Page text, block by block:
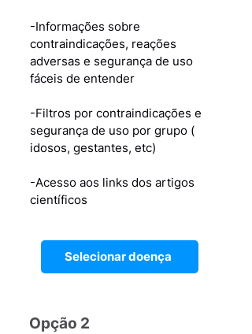
-Informações sobre
contraindicações, reações
adversas e segurança de uso
fáceis de entender
-Filtros por contraindicações e
segurança de uso por grupo (
idosos, gestantes, etc)
-Acesso aos links dos artigos
científicos
Selecionar doença
Opção 2